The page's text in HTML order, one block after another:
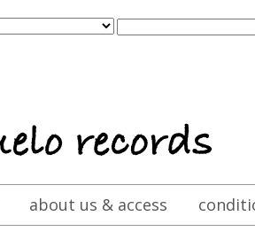
about us & access